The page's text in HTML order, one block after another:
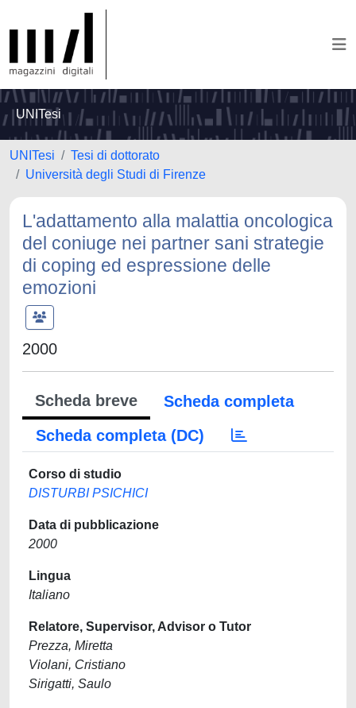
UNITesi
UNITesi
Tesi di dottorato
Università degli Studi di Firenze
L'adattamento alla malattia oncologica
del coniuge nei partner sani strategie
di coping ed espressione delle
emozioni
2000
Scheda breve
Scheda completa
Scheda completa (DC)
Corso di studio
DISTURBI PSICHICI
Data di pubblicazione
2000
Lingua
Italiano
Relatore, Supervisor, Advisor o Tutor
Prezza, Miretta
Violani, Cristiano
Sirigatti, Saulo